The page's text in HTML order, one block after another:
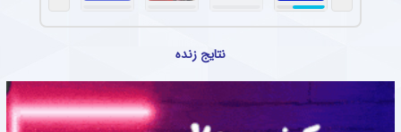
نتایج زنده